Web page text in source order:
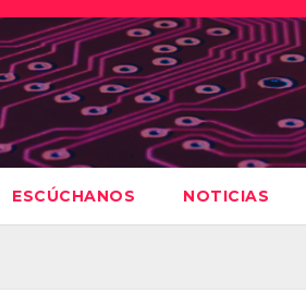
ESCÚCHANOS NOTICIAS